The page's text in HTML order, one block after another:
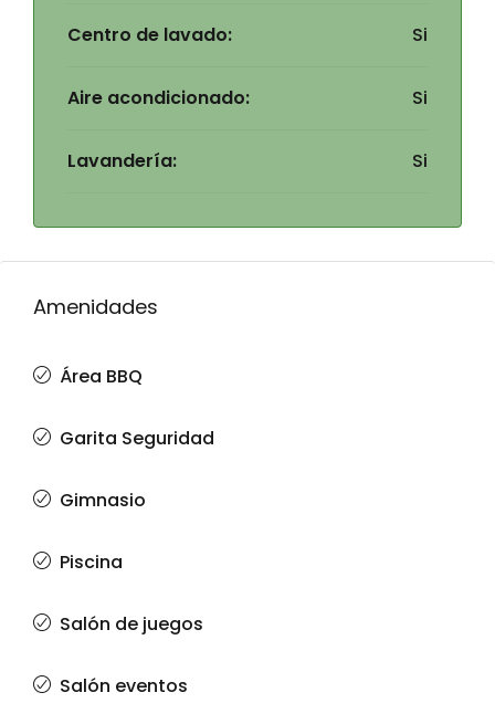
Centro de lavado: Si
Aire acondicionado: Si
Lavandería: Si
Amenidades
Área BBQ
Garita Seguridad
Gimnasio
Piscina
Salón de juegos
Salón eventos